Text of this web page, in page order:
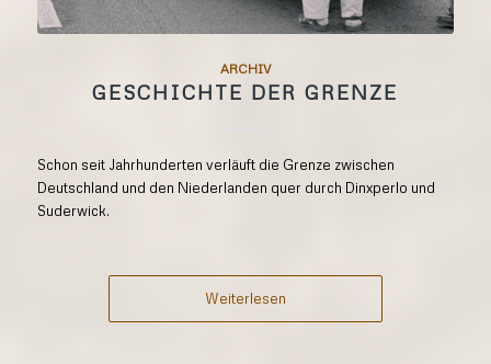
ARCHIV
GESCHICHTE DER GRENZE
Schon seit Jahrhunderten verläuft die Grenze zwischen
Deutschland und den Niederlanden quer durch Dinxperlo und
Suderwick.
Weiterlesen